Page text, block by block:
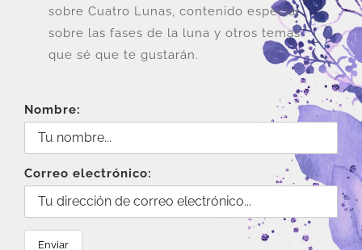
sobre Cuatro Lunas, contenido especial
sobre las fases de la luna y otros temas
que sé que te gustarán.
Nombre:
Correo electrónico: